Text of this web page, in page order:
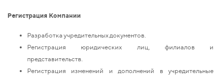
Регистрация Компании
Разработка учредительных документов.
Регистрация юридических лиц, филиалов и
представительств.
Регистрация изменений и дополнений в учредительные